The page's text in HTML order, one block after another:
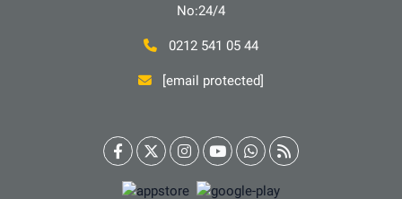
No:24/4
0212 541 05 44
[email protected]